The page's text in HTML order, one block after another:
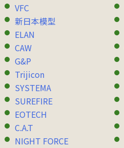
VFC
新日本模型
ELAN
CAW
G&P
Trijicon
SYSTEMA
SUREFIRE
EOTECH
C.A.T
NIGHT FORCE